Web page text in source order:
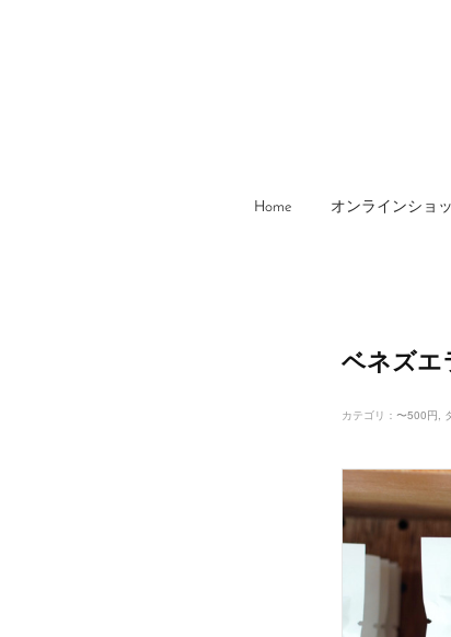
Home オンラインショ
ベネズエ
カテゴリ ： 〜500円